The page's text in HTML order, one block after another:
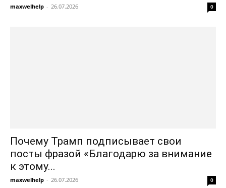
maxwelhelp - 26.07.2026 0
Почему Трамп подписывает свои
посты фразой «Благодарю за внимание
к этому...
maxwelhelp - 26.07.2026 0